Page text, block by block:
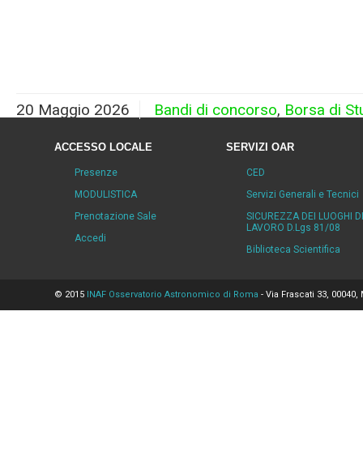
20 Maggio 2026 Bandi di concorso, Borsa di
ACCESSO LOCALE
Presenze
MODULISTICA
Prenotazione Sale
Accedi
SERVIZI OAR
CED
Servizi Generali e Tecnici
SICUREZZA DEI LUOGHI DI
LAVORO D.Lgs 81/08
Biblioteca Scientifica
© 2015 INAF Osservatorio Astronomico di Roma - Via Frascati 33,